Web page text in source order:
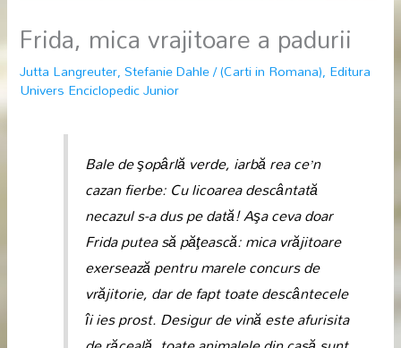
Frida, mica vrajitoare a padurii
Jutta Langreuter,Stefanie Dahle/(Carti in Romana), Editura
Univers Enciclopedic Junior
Bale de şopârlă verde, iarbă rea ce’n
cazan fierbe: Cu licoarea descântată
necazul s-a dus pe dată! Aşa ceva doar
Frida putea să păţească: mica vrăjitoare
exersează pentru marele concurs de
vrăjitorie, dar de fapt toate descântecele
îi ies prost. Desigur de vină este afurisita